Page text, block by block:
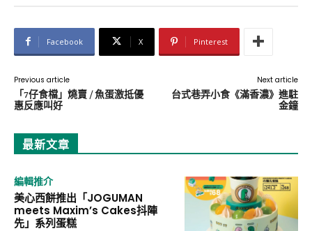
Facebook X Pinterest
Previous article
「7仔食檔」燒賣 / 魚蛋激抵優
惠反應叫好
Next article
台式巷弄小食《滿香濃》進駐
金鐘
最新文章
編輯推介
美心西餅推出「JOGUMAN
meets Maxim’s Cakes抖陣
先」系列蛋糕